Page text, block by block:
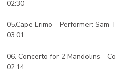
02:30
05.Cape Erimo - Performer: Sam
03:01
06. Concerto for 2 Mandolins -
02:14